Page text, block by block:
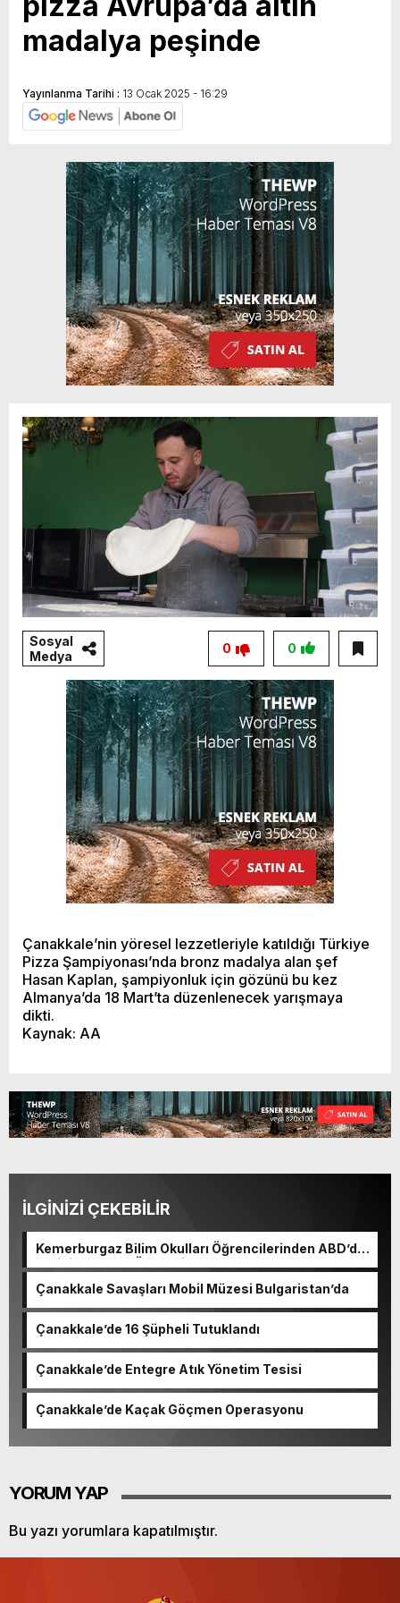
madalya peşinde
Yayınlanma Tarihi : 13 Ocak 2025 - 16:29
Sosyal
Medya
0
0
Çanakkale’nin yöresel lezzetleriyle katıldığı Türkiye
Pizza Şampiyonası’nda bronz madalya alan şef
Hasan Kaplan, şampiyonluk için gözünü bu kez
Almanya’da 18 Mart’ta düzenlenecek yarışmaya
dikti.
Kaynak: AA
İLGİNİZİ ÇEKEBİLİR
Kemerburgaz Bilim Okulları Öğrencilerinden ABD’de
Tarihi Başarı: 6 Öğrenci 14 Madalya Kazandı
Çanakkale Savaşları Mobil Müzesi Bulgaristan’da
Çanakkale’de 16 Şüpheli Tutuklandı
Çanakkale’de Entegre Atık Yönetim Tesisi
Çanakkale’de Kaçak Göçmen Operasyonu
YORUM YAP
Bu yazı yorumlara kapatılmıştır.